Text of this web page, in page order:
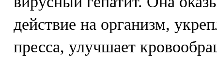
действие на организм,
пресса, улучшает